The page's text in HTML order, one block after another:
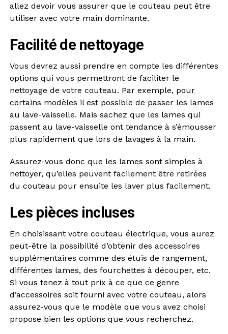
allez devoir vous assurer que le couteau peut être
utiliser avec votre main dominante.
Facilité de nettoyage
Vous devrez aussi prendre en compte les différentes
options qui vous permettront de faciliter le
nettoyage de votre couteau. Par exemple, pour
certains modèles il est possible de passer les lames
au lave-vaisselle. Mais sachez que les lames qui
passent au lave-vaisselle ont tendance à s’émousser
plus rapidement que lors de lavages à la main.
Assurez-vous donc que les lames sont simples à
nettoyer, qu’elles peuvent facilement être retirées
du couteau pour ensuite les laver plus facilement.
Les pièces incluses
En choisissant votre couteau électrique, vous aurez
peut-être la possibilité d’obtenir des accessoires
supplémentaires comme des étuis de rangement,
différentes lames, des fourchettes à découper, etc.
Si vous tenez à tout prix à ce que ce genre
d’accessoires soit fourni avec votre couteau, alors
assurez-vous que le modèle que vous avez choisi
propose bien les options que vous recherchez.